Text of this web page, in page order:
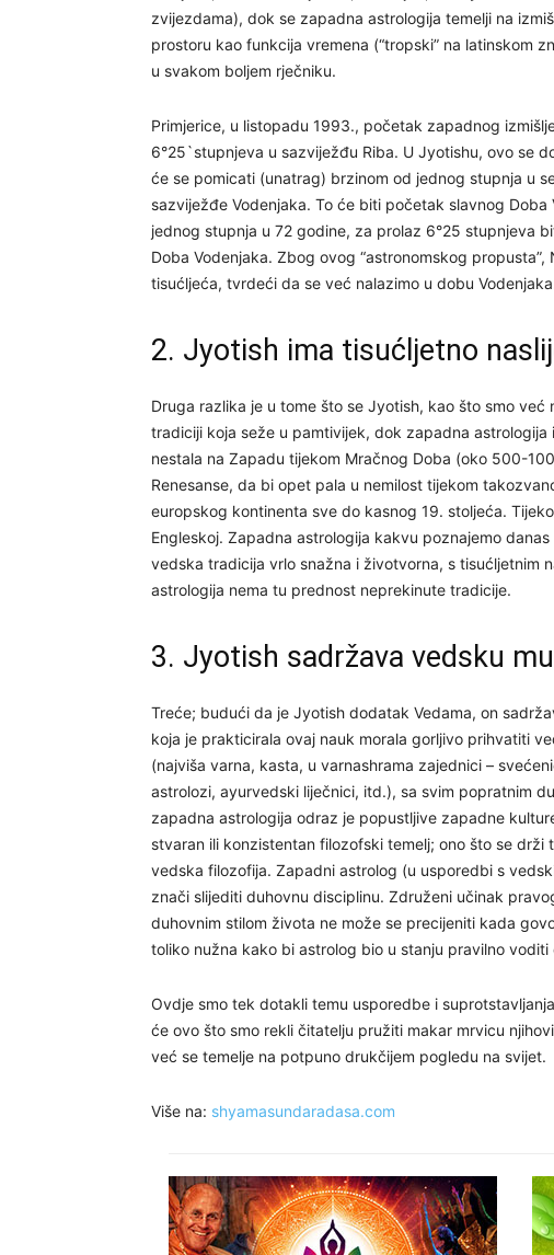
zvijezdama), dok se zapadna astrologija temelji na
prostoru kao funkcija vremena (“tropski” na latinskom
u svakom boljem rječniku.
Primjerice, u listopadu 1993., početak zapadnog
6°25`stupnjeva u sazviježđu Riba. U Jyotishu, ovo se
će se pomicati (unatrag) brzinom od jednog stupnja u
sazviježđe Vodenjaka. To će biti početak slavnog
jednog stupnja u 72 godine, za prolaz 6°25 stupnjeva
Doba Vodenjaka. Zbog ovog “astronomskog
tisućljeća, tvrdeći da se već nalazimo u dobu
2. Jyotish ima tisućljetno
Druga razlika je u tome što se Jyotish, kao što smo
tradiciji koja seže u pamtivijek, dok zapadna
nestala na Zapadu tijekom Mračnog Doba (oko 500-
Renesanse, da bi opet pala u nemilost tijekom
europskog kontinenta sve do kasnog 19. stoljeća.
Engleskoj. Zapadna astrologija kakvu poznajemo
vedska tradicija vrlo snažna i životvorna, s tisućljetnim
astrologija nema tu prednost neprekinute tradicije.
3. Jyotish sadržava vedsku
Treće; budući da je Jyotish dodatak Vedama, on
koja je prakticirala ovaj nauk morala gorljivo prihvatiti
(najviša varna, kasta, u varnashrama zajednici –
astrolozi, ayurvedski liječnici, itd.), sa svim popratnim
zapadna astrologija odraz je popustljive zapadne
stvaran ili konzistentan filozofski temelj; ono što se
vedska filozofija. Zapadni astrolog (u usporedbi s
znači slijediti duhovnu disciplinu. Združeni učinak
duhovnim stilom života ne može se precijeniti kada
toliko nužna kako bi astrolog bio u stanju pravilno voditi
Ovdje smo tek dotakli temu usporedbe i
će ovo što smo rekli čitatelju pružiti makar mrvicu
već se temelje na potpuno drukčijem pogledu na svijet.
Više na: shyamasundaradasa.com